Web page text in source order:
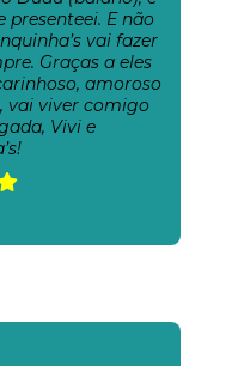
E não
vai fazer
Graças a eles
amoroso
vai viver comigo
Vivi e